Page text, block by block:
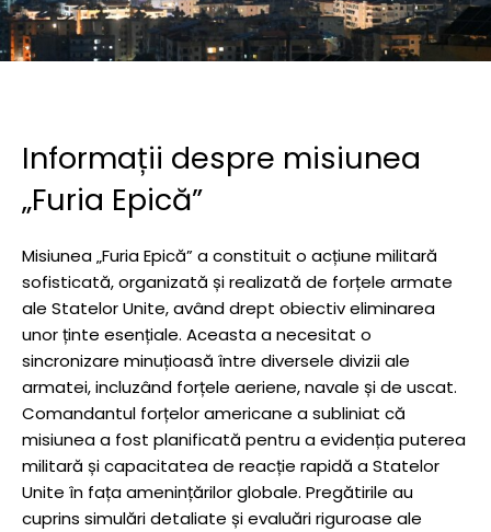
Informații despre misiunea
„Furia Epică”
Misiunea „Furia Epică” a constituit o acțiune militară
sofisticată, organizată și realizată de forțele armate
ale Statelor Unite, având drept obiectiv eliminarea
unor ținte esențiale. Aceasta a necesitat o
sincronizare minuțioasă între diversele divizii ale
armatei, incluzând forțele aeriene, navale și de uscat.
Comandantul forțelor americane a subliniat că
misiunea a fost planificată pentru a evidenția puterea
militară și capacitatea de reacție rapidă a Statelor
Unite în fața amenințărilor globale. Pregătirile au
cuprins simulări detaliate și evaluări riguroase ale